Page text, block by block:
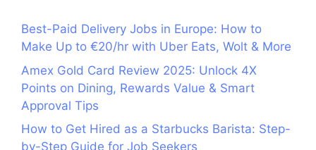
Best-Paid Delivery Jobs in Europe: How to
Make Up to €20/hr with Uber Eats, Wolt & More
Amex Gold Card Review 2025: Unlock 4X
Points on Dining, Rewards Value & Smart
Approval Tips
How to Get Hired as a Starbucks Barista: Step-
by-Step Guide for Job Seekers